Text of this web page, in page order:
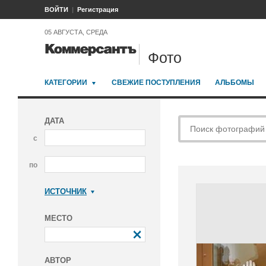
ВОЙТИ Регистрация
05 АВГУСТА, СРЕДА
Фото
КАТЕГОРИИ СВЕЖИЕ ПОСТУПЛЕНИЯ АЛЬБОМЫ
ДАТА
с
по
ИСТОЧНИК
МЕСТО
АВТОР